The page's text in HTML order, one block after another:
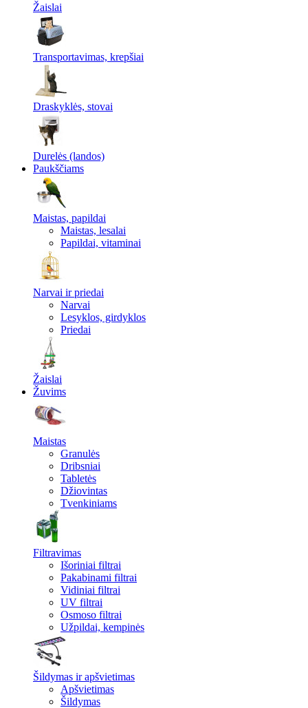
Žaislai
Transportavimas, krepšiai
Draskyklės, stovai
Durelės (landos)
Paukščiams
Maistas, papildai
Maistas, lesalai
Papildai, vitaminai
Narvai ir priedai
Narvai
Lesyklos, girdyklos
Priedai
Žaislai
Žuvims
Maistas
Granulės
Dribsniai
Tabletės
Džiovintas
Tvenkiniams
Filtravimas
Išoriniai filtrai
Pakabinami filtrai
Vidiniai filtrai
UV filtrai
Osmoso filtrai
Užpildai, kempinės
Šildymas ir apšvietimas
Apšvietimas
Šildymas